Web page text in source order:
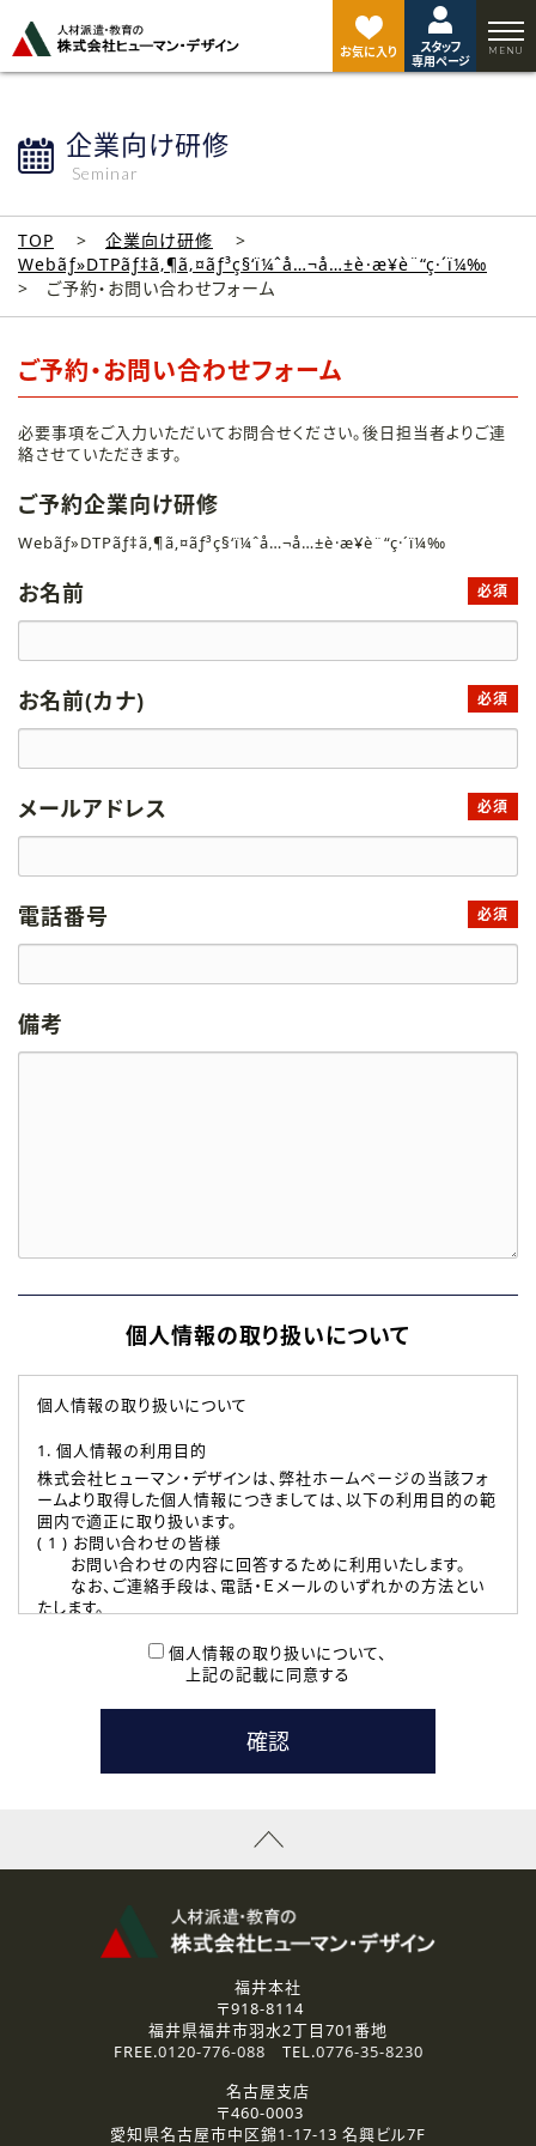
お気に入り
スタッフ
専用ページ
企業向け研修
Seminar
TOP
企業向け研修
Webãƒ»DTPãƒ‡ã‚¶ã‚¤ãƒ³ç§‘ï¼ˆå…¬å…±è·æ¥­è¨“ç·´ï¼‰
ご予約・お問い合わせフォーム
ご予約・お問い合わせフォーム
必要事項をご入力いただいてお問合せください。後日担当者よりご連
絡させていただきます。
ご予約企業向け研修
Webãƒ»DTPãƒ‡ã‚¶ã‚¤ãƒ³ç§‘ï¼ˆå…¬å…±è·æ¥­è¨“ç·´ï¼‰
お名前 必須
お名前(カナ) 必須
メールアドレス 必須
電話番号 必須
備考
個人情報の取り扱いについて
個人情報の取り扱いについて
1. 個人情報の利用目的
株式会社ヒューマン・デザインは、弊社ホームページの当該フォ
ームより取得した個人情報につきましては、以下の利用目的の範
囲内で適正に取り扱います。
( 1 ) お問い合わせの皆様
お問い合わせの内容に回答するために利用いたします。
なお、ご連絡手段は、電話・Ｅメールのいずれかの方法とい
たします。
本登録に関するご連絡および本登録時の参考情報として利
たします。
( 3 ) スタッフ派遣を検討されている企業の皆様
お問い合わせの内容に回答するために利用いたします。
なお、ご連絡手段は、電話・Ｅメールのいずれかの方法とい
資料送付、受講相談に関するご連絡のために利用いたしま
その他、お問い合わせの内容に回答するために利用いたし
なお、ご連絡手段は、電話・Ｅメールのいずれかの方法とい
2.個人情報の第三者提供
ご提供いただいた個人情報は、法令等の規定に従う場合を除き、
3.個人情報の取り扱いの委託
弊社の定める個人情報保護の評価基準を満たした委託先に、個
個人情報の取り扱いについて、
上記の記載に同意する
ジ
ト
福井本社
〒918-8114
福井県福井市羽水2丁目701番地
FREE.0120-776-088 TEL.0776-35-8230
名古屋支店
〒460-0003
愛知県名古屋市中区錦1-17-13 名興ビル7F